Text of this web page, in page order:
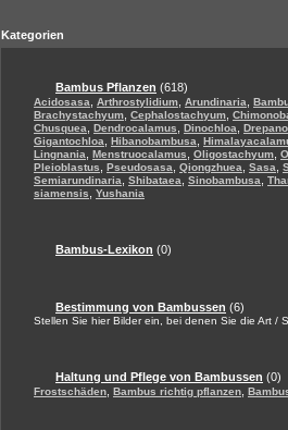
Kategorien
Bambus Pflanzen (618)
Acidosasa Arthrostylidium Arundinaria
Brachystachyum Cephalostachyum
Chusquea
Dendrocalamus Dinochloa
Gigantochloa
Hibanobambusa
Lingnania
Menstruocalamus Oligostachyum
Pleioblastus
Pseudosasa Qiongzhuea Sasa
Semiarundinaria
Shibataea Sinobambusa
siamensis
Yushania
Bambus-Lexikon (0)
Bestimmung von Bambussen (6)
Stellen Sie hier Bilder ein, bei denen Sie die Art /
Haltung und Pflege von Bambussen (0)
Frostschäden Bambus richtig pflanzen